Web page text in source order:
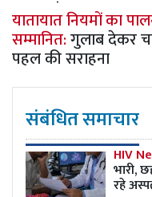
यातायात नियमों का
सम्मानित:गुलाब देकर
पहल की सराहना
संबंधित समाचार
HIV
भारी,
रहे